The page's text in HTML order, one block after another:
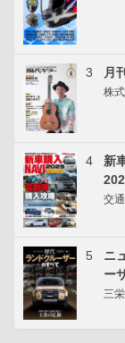
3 月
株
4
新
交
5
ニ
ー
三栄